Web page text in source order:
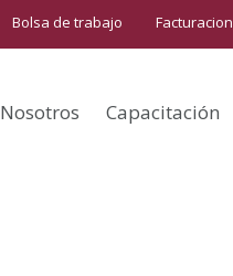
Bolsa de trabajo Facturacion
Nosotros Capacitación